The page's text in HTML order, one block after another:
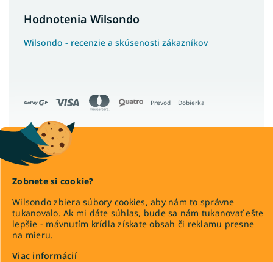
Zobnete si cookie?
Wilsondo zbiera súbory cookies, aby nám to správne
tukanovalo. Ak mi dáte súhlas, bude sa nám tukanovať ešte
lepšie - mávnutím krídla získate obsah či reklamu presne
na mieru.
Viac informácií
Hodnotenia Wilsondo
Wilsondo - recenzie a skúsenosti zákazníkov
Prevod Dobierka
Copyright 2026
Wilsondo.sk
Upraviť nastavenie cookies